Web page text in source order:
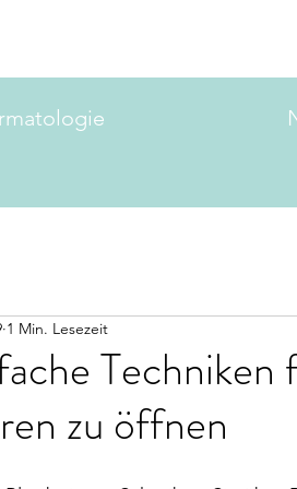
Techniken
zu öffnen
1 Min. Lesezeit